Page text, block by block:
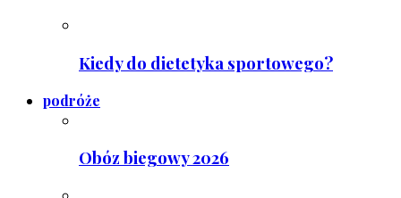
Kiedy do dietetyka sportowego?
podróże
Obóz biegowy 2026